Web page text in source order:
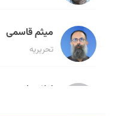
میثم قاسمی
تحریریه
لیلا حنارود